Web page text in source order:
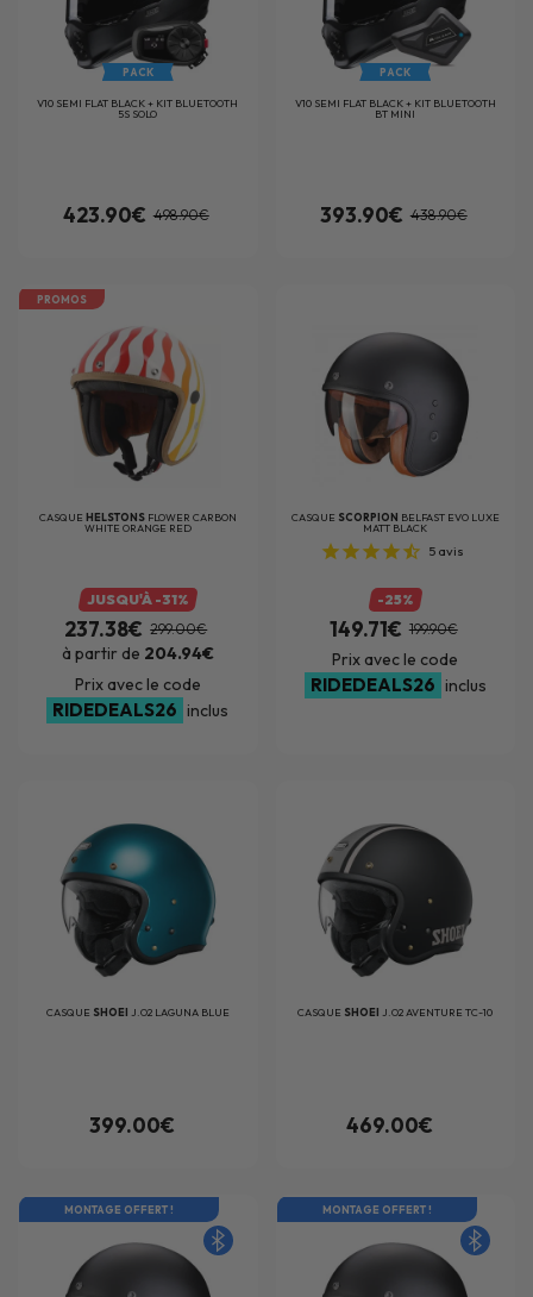
PACK
V10 SEMI FLAT BLACK + KIT BLUETOOTH
5S SOLO
423.90€ 498.90€
PACK
V10 SEMI FLAT BLACK + KIT BLUETOOTH
BT MINI
393.90€ 438.90€
PROMOS
CASQUE HELSTONS FLOWER CARBON
WHITE ORANGE RED
JUSQU'À -31%
237.38€ 299.00€
à partir de 204.94€
Prix avec le code
RIDEDEALS26 inclus
CASQUE SCORPION BELFAST EVO LUXE
MATT BLACK
5 avis
-25%
149.71€ 199.90€
Prix avec le code
RIDEDEALS26 inclus
CASQUE SHOEI J.O2 LAGUNA BLUE
399.00€
CASQUE SHOEIJ.O2 AVENTURE TC-10
469.00€
MONTAGE OFFERT ! MONTAGE OFFERT !